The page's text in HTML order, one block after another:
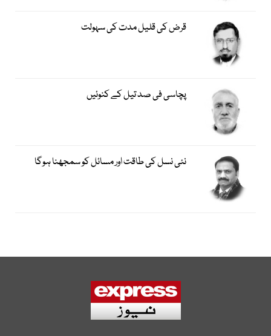
قرض کی قلیل مدت کی سہولت
پچاسی فی صد تیل کے کنوئیں
نئی نسل کی طاقت اور مسائل کو سمجھنا ہوگا